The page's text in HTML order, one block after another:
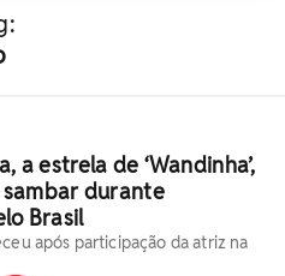
a estrela de ‘Wandinha’,
durante
Brasil
após participação da atriz na